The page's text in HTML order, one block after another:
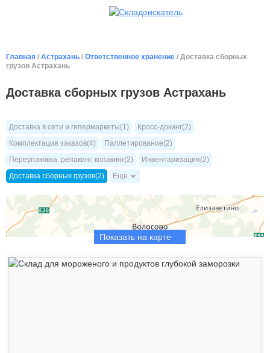
Главная / Астрахань / Ответственное хранение / Доставка сборных
грузов Астрахань
Доставка сборных грузов Астрахань
Доставка в сети и гипермаркеты(1)
Кросс-докинг(2)
Комплектация заказов(4)
Паллетирование(2)
Переупаковка, репакинг, копакинг(2)
Инвентаризация(2)
Доставка сборных грузов(2)
Еще
Показать на карте